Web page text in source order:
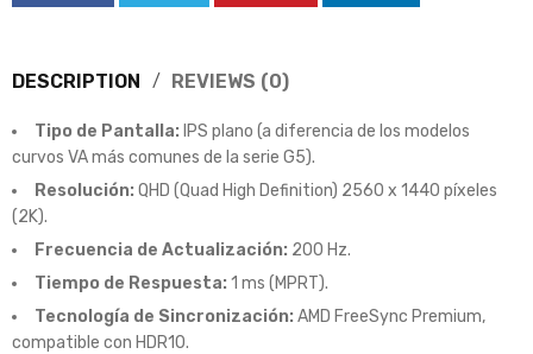
DESCRIPTION REVIEWS (0)
Tipo de Pantalla: IPS plano (a diferencia de los modelos
curvos VA más comunes de la serie G5).
Resolución: QHD (Quad High Definition) 2560 x 1440 píxeles
(2K).
Frecuencia de Actualización: 200 Hz.
Tiempo de Respuesta: 1 ms (MPRT).
Tecnología de Sincronización: AMD FreeSync Premium,
compatible con HDR10.